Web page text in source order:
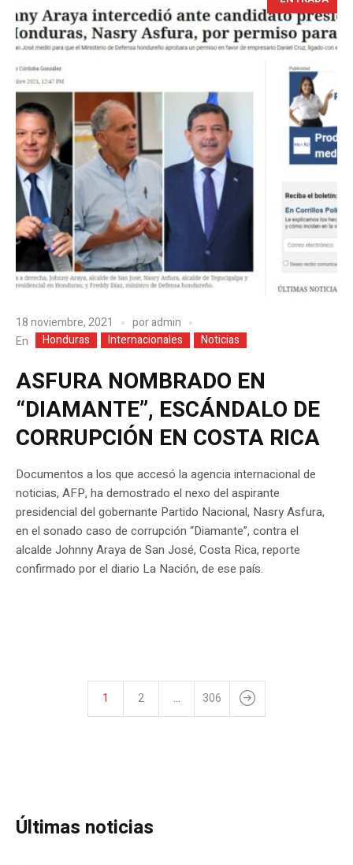
18 noviembre, 2021 poradmin
En
Honduras Internacionales Noticias
ASFURA NOMBRADO EN
“DIAMANTE”, ESCÁNDALO DE
CORRUPCIÓN EN COSTA RICA
Documentos a los que accesó la agencia internacional de
noticias, AFP, ha demostrado el nexo del aspirante
presidencial del gobernante Partido Nacional, Nasry Asfura,
en el sonado caso de corrupción “Diamante”, contra el
alcalde Johnny Araya de San José, Costa Rica, reporte
confirmado por el diario La Nación, de ese país.
1 2 … 306
Últimas noticias